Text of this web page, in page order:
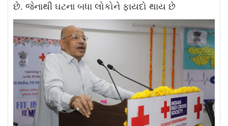
છે. જેનાથી ઘટના બધા લોકોને ફાયદો થાય છે